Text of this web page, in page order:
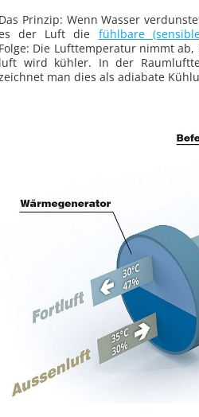
Das Prin­zip: Wenn Was­ser
der Luft die fühl­ba­re
Folge: Die Luft­tem­pe­ra­tur nimmt
luft wird küh­ler. In der
man dies als adia­ba­te